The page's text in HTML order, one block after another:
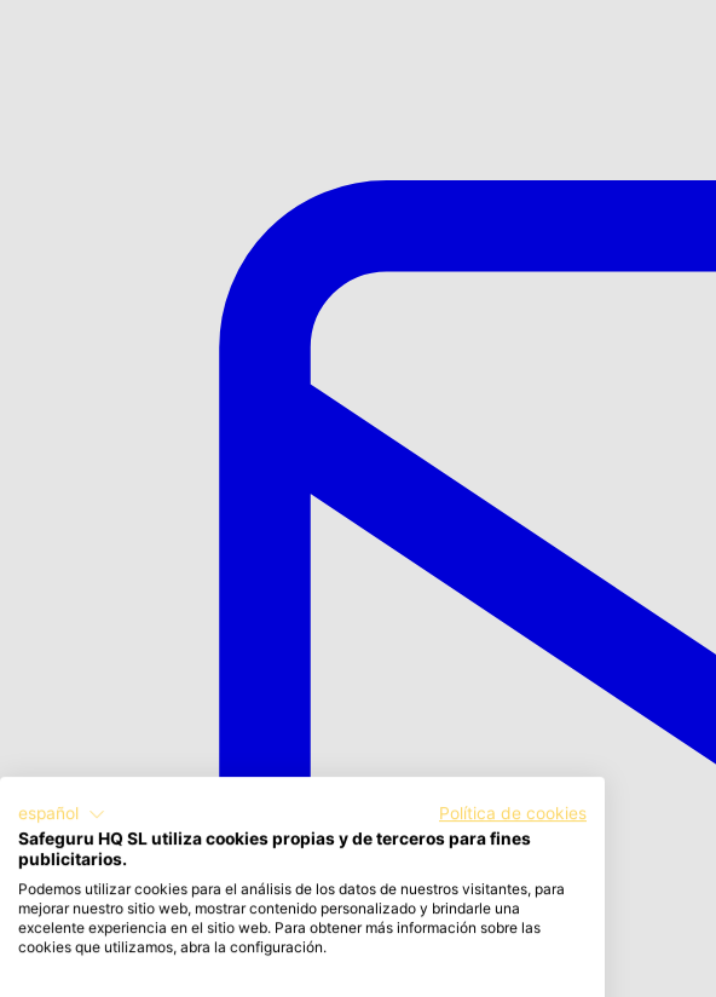
español
Política de cookies
Safeguru HQ SL utiliza cookies propias y de terceros para fines
publicitarios.
Podemos utilizar cookies para el análisis de los datos de nuestros visitantes, para
mejorar nuestro sitio web, mostrar contenido personalizado y brindarle una
excelente experiencia en el sitio web. Para obtener más información sobre las
cookies que utilizamos, abra la configuración.